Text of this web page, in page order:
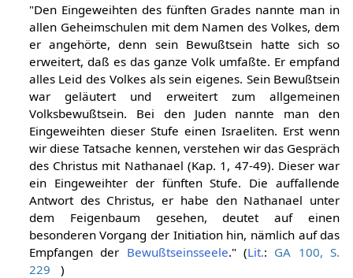
"Den Eingeweihten des fünften Grades nannte man in
allen Geheimschulen mit dem Namen des Volkes, dem
er angehörte, denn sein Bewußtsein hatte sich so
erweitert, daß es das ganze Volk umfaßte. Er empfand
alles Leid des Volkes als sein eigenes. Sein Bewußtsein
war geläutert und erweitert zum allgemeinen
Volksbewußtsein. Bei den Juden nannte man den
Eingeweihten dieser Stufe einen Israeliten. Erst wenn
wir diese Tatsache kennen, verstehen wir das Gespräch
des Christus mit Nathanael (Kap. 1, 47-49). Dieser war
ein Eingeweihter der fünften Stufe. Die auffallende
Antwort des Christus, er habe den Nathanael unter
dem Feigenbaum gesehen, deutet auf einen
besonderen Vorgang der Initiation hin, nämlich auf das
Empfangen der Bewußtseinsseele." (Lit.: GA 100, S.
229
)